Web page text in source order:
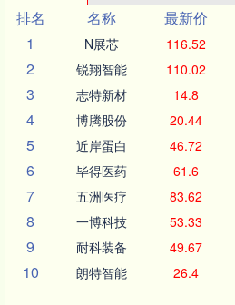
排名
名称 最新价
1
N展芯 116.52
2 锐翔智能 110.02
3 志特新材 14.8
4 博腾股份 20.44
5 近岸蛋白 46.72
6 毕得医药 61.6
7 五洲医疗 83.62
8 一博科技 53.33
9 耐科装备 49.67
10 朗特智能 26.4